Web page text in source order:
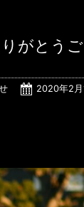
がとう
2020年2月